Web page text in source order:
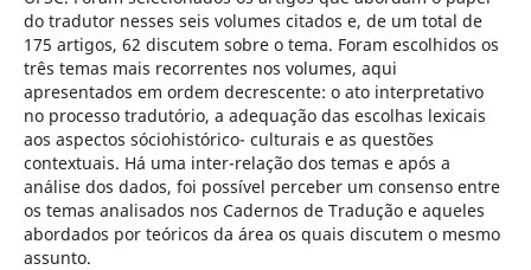
do tradutor nesses seis volumes citados e, de um total de
175 artigos, 62 discutem sobre o tema. Foram escolhidos os
três temas mais recorrentes nos volumes, aqui
apresentados em ordem decrescente: o ato interpretativo
no processo tradutório, a adequação das escolhas lexicais
aos aspectos sóciohistórico- culturais e as questões
contextuais. Há uma inter-relação dos temas e após a
análise dos dados, foi possível perceber um consenso entre
os temas analisados nos Cadernos de Tradução e aqueles
abordados por teóricos da área os quais discutem o mesmo
assunto.